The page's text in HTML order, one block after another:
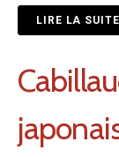
LIRE LA SUITE